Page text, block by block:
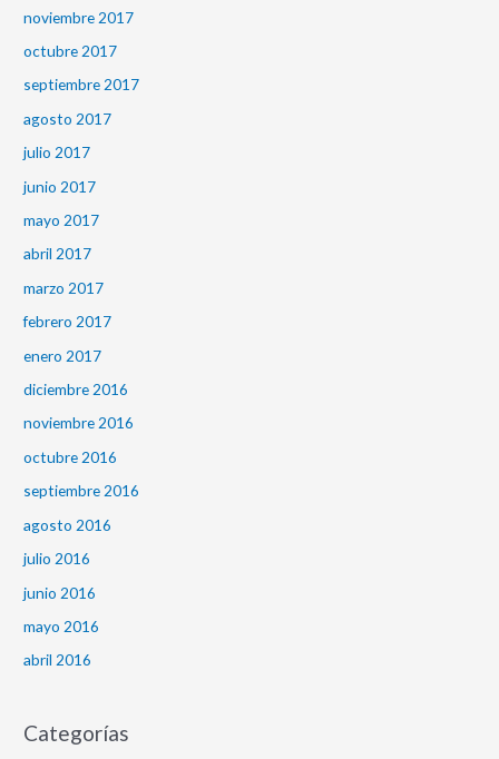
noviembre 2017
octubre 2017
septiembre 2017
agosto 2017
julio 2017
junio 2017
mayo 2017
abril 2017
marzo 2017
febrero 2017
enero 2017
diciembre 2016
noviembre 2016
octubre 2016
septiembre 2016
agosto 2016
julio 2016
junio 2016
mayo 2016
abril 2016
Categorías